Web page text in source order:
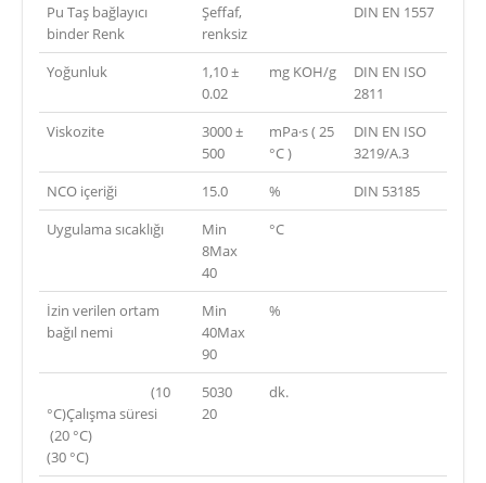
Pu Taş bağlayıcı
binder Renk
Şeffaf,
renksiz
DIN EN 1557
Yoğunluk
1,10 ±
0.02
mg KOH/g
DIN EN ISO
2811
Viskozite
3000 ±
500
mPa·s ( 25
°C )
DIN EN ISO
3219/A.3
NCO içeriği
15.0 %
DIN 53185
Uygulama sıcaklığı
Min
8Max
40
°C
İzin verilen ortam
bağıl nemi
Min
40Max
90
%
(10
°C)Çalışma süresi
(20 °C)
(30 °C)
5030
20
dk.